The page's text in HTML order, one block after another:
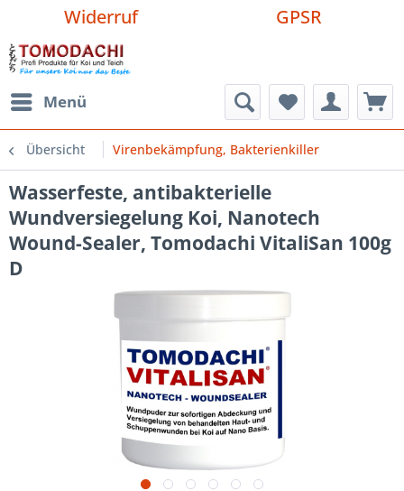
Widerruf GPSR
Menü
Übersicht Virenbekämpfung, Bakterienkiller
Wasserfeste, antibakterielle
Wundversiegelung Koi, Nanotech
Wound-Sealer, Tomodachi VitaliSan 100g
D